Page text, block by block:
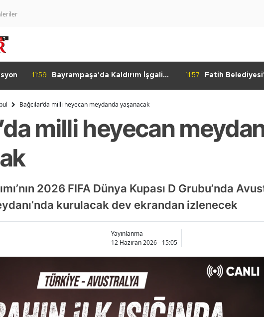
11:59
Bayrampaşa'da Kaldırım İşgali
11:57
Fatih
Bağcılar’da milli heyecan meydanda yaşanacak
milli heyecan
2026 FIFA Dünya Kupası D Grubu’nda
kurulacak dev ekrandan izlenecek
Yayınlanma
12 Haziran 2026 - 15:05